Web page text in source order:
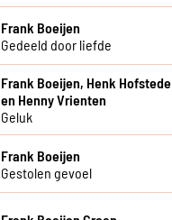
Frank Boeijen
Gedeeld door liefde
Frank Boeijen, Henk Hofstede
en Henny Vrienten
Geluk
Frank Boeijen
Gestolen gevoel